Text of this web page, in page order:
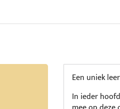
Een uniek
In ieder